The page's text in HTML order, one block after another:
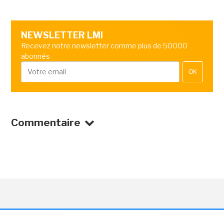
NEWSLETTER LMI
Recevez notre newsletter comme plus de 50000
abonnés
OK
Commentaire